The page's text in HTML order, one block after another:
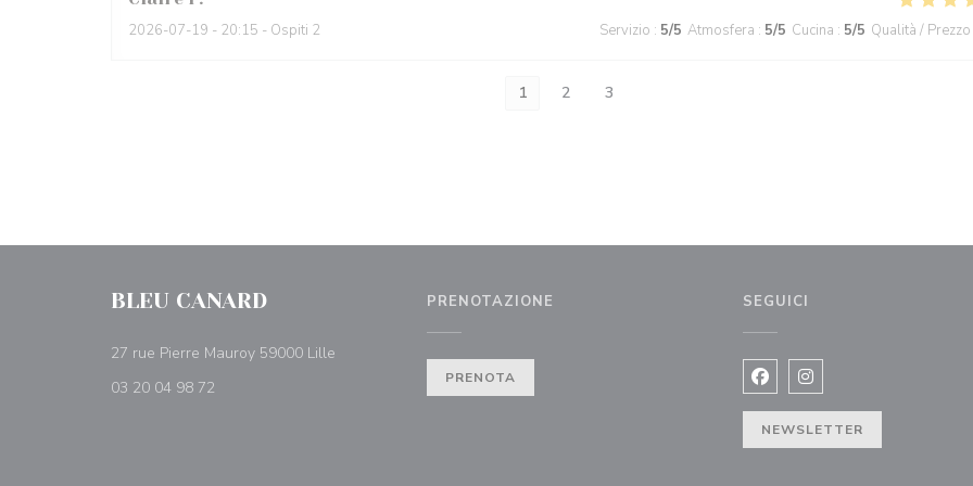
2026-07-19 - 20:15 - Ospiti 2 Servizio : 5/5 Atmosfera : 5/5 Cucina : 5/5 Qualità / Prezzo
1 2 3
BLEU CANARD
27 rue Pierre Mauroy 59000 Lille
03 20 04 98 72
PRENOTAZIONE
PRENOTA
SEGUICI
Facebook ((apre una nuova
Instagram ((apre una
NEWSLETTER